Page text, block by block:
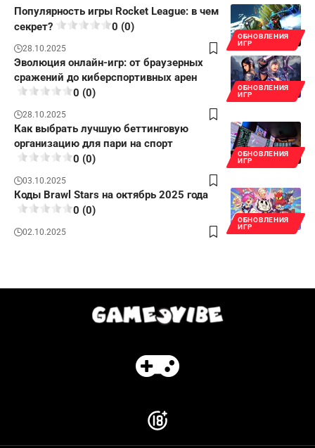
ОБНОВЛЕНИЯ
ИГР
Популярность игры Rocket League: в чем
секрет?
0 (0)
28.10.2025
ОБНОВЛЕНИЯ
ИГР
Эволюция онлайн-игр: от браузерных
сражений до киберспортивных арен
0 (0)
28.10.2025
ОБНОВЛЕНИЯ
ИГР
Как выбрать лучшую беттинговую
организацию для пари на спорт
0 (0)
03.10.2025
ОБНОВЛЕНИЯ
ИГР
Коды Brawl Stars на октябрь 2025 года
0 (0)
02.10.2025